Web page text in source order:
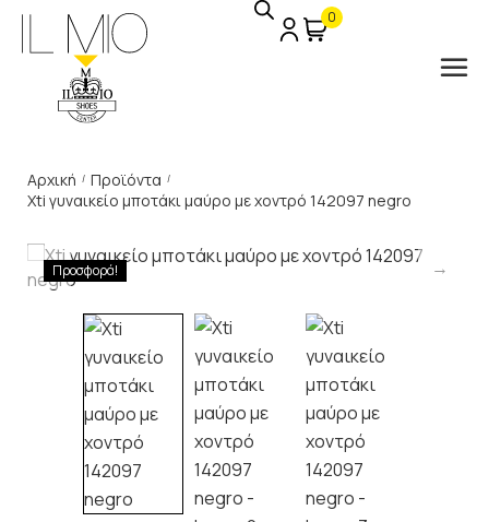
0
Αρχική / Προϊόντα /
Xti γυναικείο μποτάκι μαύρο με χοντρό 142097 negro
Προσφορά!